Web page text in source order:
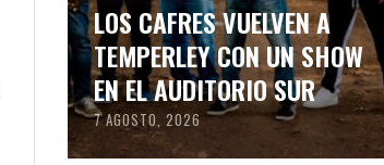
LOS CAFRES VUELVEN A
TEMPERLEY CON UN SHOW
EN EL AUDITORIO SUR
7 AGOSTO, 2026